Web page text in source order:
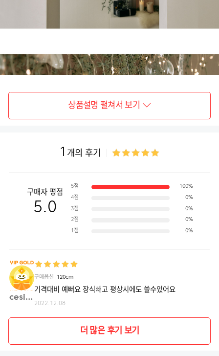
상품설명 펼쳐서 보기
1 개의 후기
구매자 평점
5.0
5점 100%
4점 0%
3점 0%
2점 0%
1점 0%
cesil**
구매옵션 120cm
기격대비 예뻐요 장식빼고 평상시에도 쓸수있어요
2022.12.08
더 많은 후기 보기